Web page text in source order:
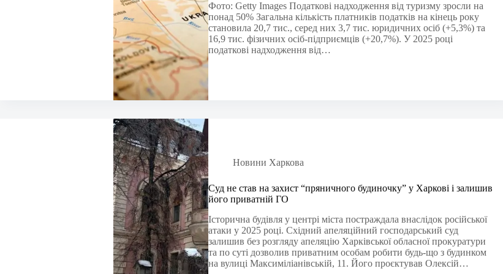
Фото: Getty Images Податкові надходження від туризму зросли на
понад 50% Загальна кількість платників податків на кінець року
становила 20,7 тис., серед них 3,7 тис. юридичних осіб (+5,3%) та
16,9 тис. фізичних осіб-підприємців (+20,7%). У 2025 році
податкові надходження від…
Новини Харкова
Суд не став на захист “пряничного будиночку” у Харкові і залишив
його приватній ГО
Історична будівля у центрі міста постраждала внаслідок російської
атаки у 2025 році. Східний апеляційний господарський суд
залишив без розгляду апеляцію Харківської обласної прокуратури
та по суті дозволив приватним особам робити будь-що з будинком
на вулиці Максиміліанівській, 11. Його проєктував Олексій…